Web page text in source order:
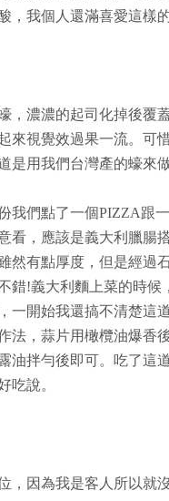
，我個人還滿喜愛這樣
，濃濃的起司化掉後覆
來視覺效過果一流。可
是用我們台灣產的蠔來
我們點了一個PIZZA跟
看，應該是義大利臘腸
然有點厚度，但是經過
錯!義大利麵上菜的時候
一開始我還搞不清楚這
法，蒜片用橄欖油爆香
油拌勻後即可。吃了這
吃說。
，因為我是客人所以就